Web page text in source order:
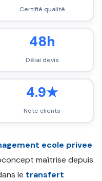
Certifié qualité
48h
Délai devis
4.9★
Note clients
ecole privee
maîtrise depuis
le transfert